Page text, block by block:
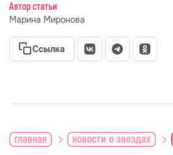
Автор статьи
Марина Миронова
Ссылка
главная новости о звездах